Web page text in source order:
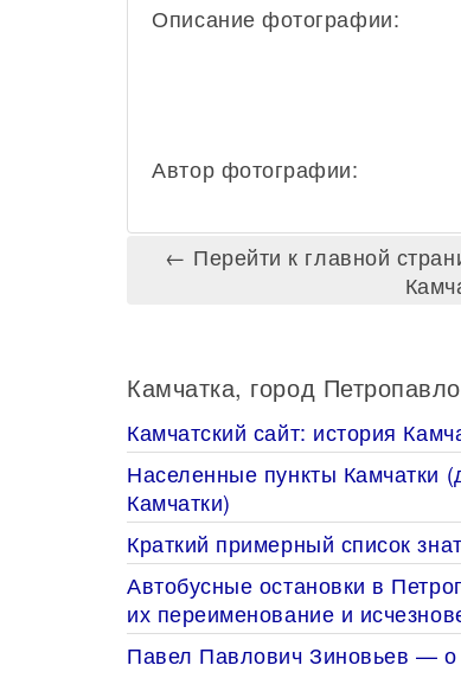
Описание фотографии:
Автор фотографии:
← Перейти к главной
Камчатка, город
Камчатский сайт: история
Населенные пункты Камчатки
Камчатки)
Краткий примерный список
Автобусные остановки в
их переименование и
Павел Павлович Зиновьев — о